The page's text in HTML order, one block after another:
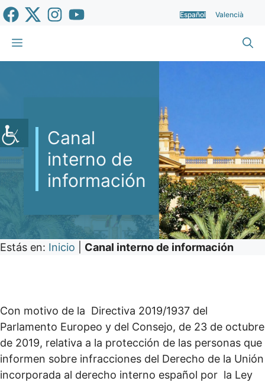
Saltar
al
contenido
Español Valencià
Menú
Canal
interno de
información
Estás en: Inicio Canal interno de información
Con motivo de la Directiva 2019/1937 del
Parlamento Europeo y del Consejo, de 23 de octubre
de 2019, relativa a la protección de las personas que
informen sobre infracciones del Derecho de la Unión
incorporada al derecho interno español por la Ley